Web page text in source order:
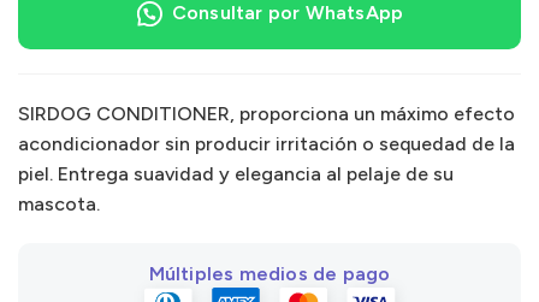
Consultar por WhatsApp
SIRDOG CONDITIONER, proporciona un máximo efecto
acondicionador sin producir irritación o sequedad de la
piel. Entrega suavidad y elegancia al pelaje de su
mascota.
Múltiples medios de pago